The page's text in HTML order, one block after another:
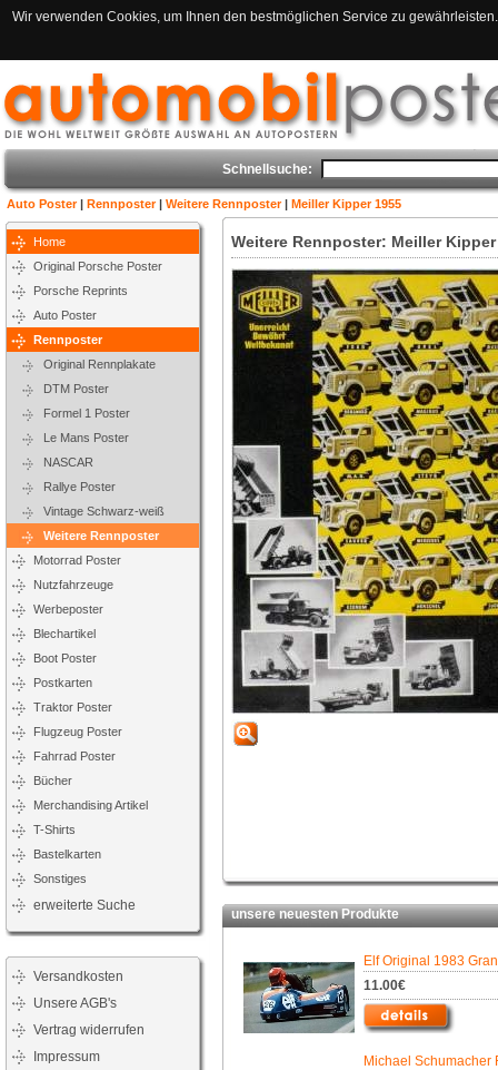
Wir verwenden Cookies, um Ihnen den bestmöglichen Service zu
Schnellsuche:
Auto Poster| Rennposter| Weitere Rennposter| Meiller Kipper 1955
Home
Original Porsche Poster
Porsche Reprints
Auto Poster
Rennposter
Original Rennplakate
DTM Poster
Formel 1 Poster
Le Mans Poster
NASCAR
Rallye Poster
Vintage Schwarz-weiß
Weitere Rennposter
Motorrad Poster
Nutzfahrzeuge
Werbeposter
Blechartikel
Boot Poster
Postkarten
Traktor Poster
Flugzeug Poster
Fahrrad Poster
Bücher
Merchandising Artikel
T-Shirts
Bastelkarten
Sonstiges
erweiterte Suche
Versandkosten
Unsere AGB's
Vertrag widerrufen
Impressum
Weitere Rennposter: Meiller Kipper
unsere neuesten Produkte
Elf Original 1983
11.00€
Michael Schumacher